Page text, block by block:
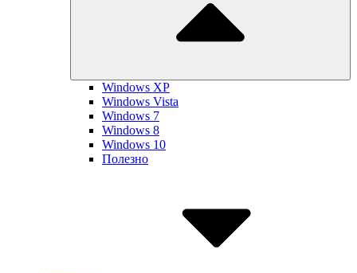
Windows XP
Windows Vista
Windows 7
Windows 8
Windows 10
Полезно